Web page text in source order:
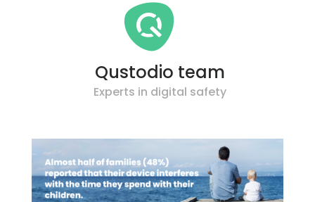
Lernen
Qustodio team
Experts in digital safety